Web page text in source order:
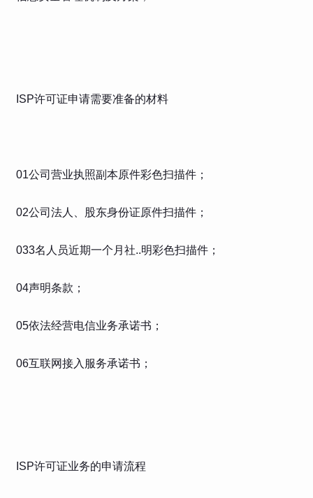
ISP许可证申请需要准备的材料
01公司营业执照副本原件彩色扫描件；
02公司法人、股东身份证原件扫描件；
033名人员近期一个月社..明彩色扫描件；
04声明条款；
05依法经营电信业务承诺书；
06互联网接入服务承诺书；
ISP许可证业务的申请流程